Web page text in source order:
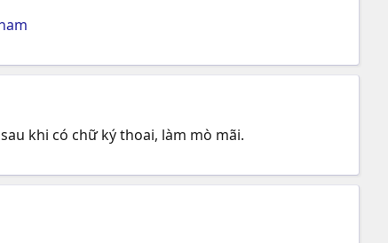
khi có chữ ký thoai, làm mò mãi.